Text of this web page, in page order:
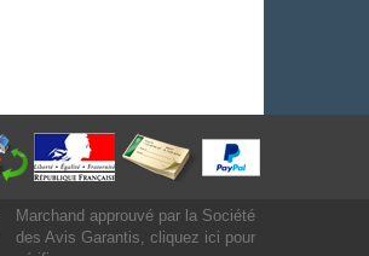
Marchand approuvé par la Société
des Avis Garantis, cliquez ici pour